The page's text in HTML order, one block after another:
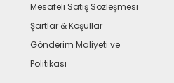
Mesafeli Satış Sözleşmesi
Şartlar & Koşullar
Gönderim Maliyeti ve
Politikası